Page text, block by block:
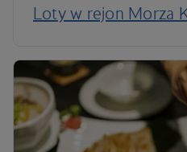
Loty w rejon Morza